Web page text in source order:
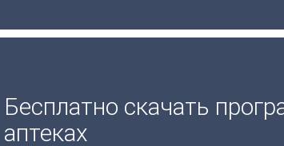
Бесплатно скачать
аптеках